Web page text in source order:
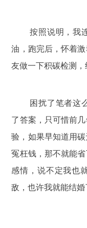
按照说明，我
油，跑完后，怀着
友做一下积碳检测，
困扰了笔者这
了答案，只可惜前
验，如果早知道用
冤枉钱，那不就能
感情，说不定我也
敌，也许我就能结婚